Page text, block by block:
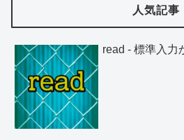
人気記事
read - 標準入力